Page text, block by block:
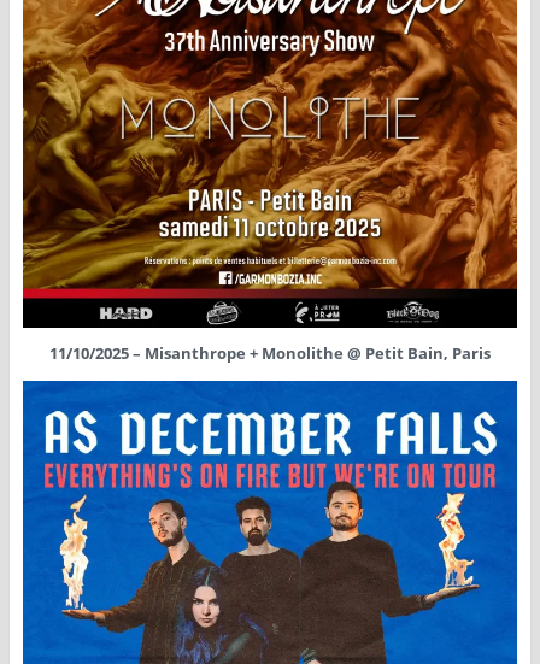
11/10/2025 – Misanthrope + Monolithe @ Petit Bain, Paris